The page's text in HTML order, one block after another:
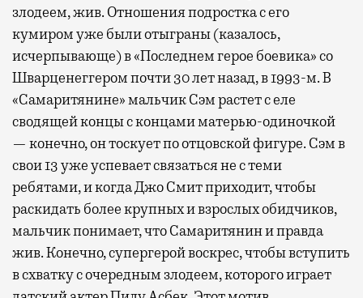
злодеем, жив. Отношения подростка с его
кумиром уже были отыграны (казалось,
исчерпывающе) в «Последнем герое боевика» со
Шварценеггером почти 30 лет назад, в 1993-м. В
«Самаритянине» мальчик Сэм растет с еле
сводящей концы с концами матерью-одиночкой
— конечно, он тоскует по отцовской фигуре. Сэм в
свои 13 уже успевает связаться не с теми
ребятами, и когда Джо Смит приходит, чтобы
раскидать более крупных и взрослых обидчиков,
мальчик понимает, что Самаритянин и правда
жив. Конечно, супергерой воскрес, чтобы вступить
в схватку с очередным злодеем, которого играет